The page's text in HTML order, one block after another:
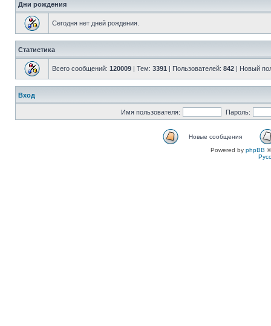
Дни рождения
Сегодня нет дней рождения.
Статистика
Всего сообщений: 120009 | Тем: 3391 | Пользователей: 842 | Новый
Вход
Имя пользователя: Пароль:
Новые сообщения
Powered by phpBB